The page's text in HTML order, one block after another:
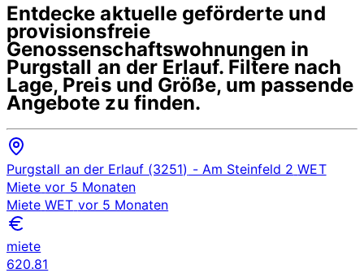
Entdecke aktuelle geförderte und
provisionsfreie
Genossenschaftswohnungen in
Purgstall an der Erlauf. Filtere nach
Lage, Preis und Größe, um passende
Angebote zu finden.
Purgstall an der Erlauf (3251) - Am Steinfeld 2 WET
Miete vor 5 Monaten
Miete WET vor 5 Monaten
miete
620.81